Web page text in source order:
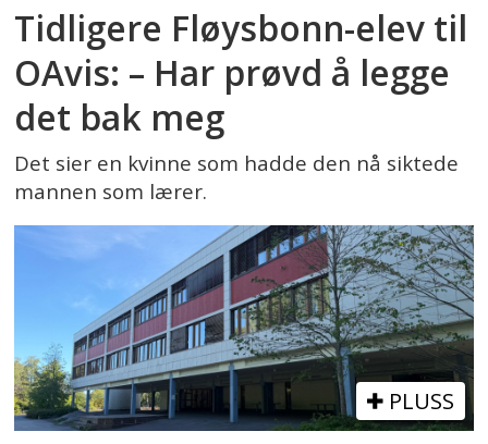
Tidligere Fløysbonn-elev til
OAvis: – Har prøvd å legge
det bak meg
Det sier en kvinne som hadde den nå siktede
mannen som lærer.
PLUSS